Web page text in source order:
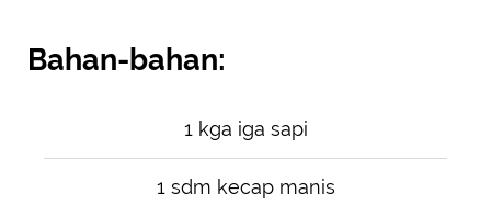
Bahan-bahan:
1 kga iga sapi
1 sdm kecap manis